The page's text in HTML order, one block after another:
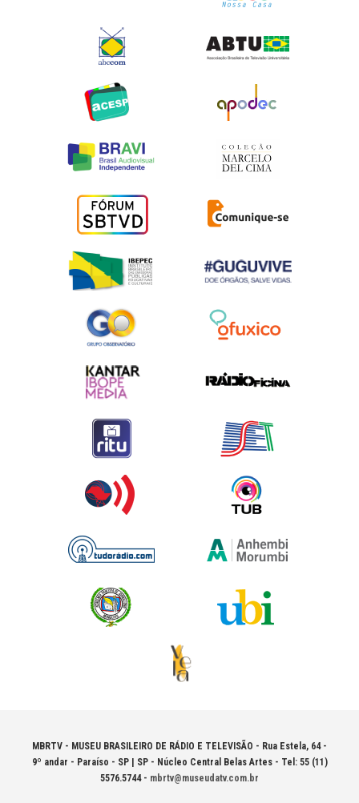
MBRTV - MUSEU BRASILEIRO DE RÁDIO E TELEVISÃO - Rua Estela, 64 -
9º andar - Paraíso - SP | SP - Núcleo Central Belas Artes - Tel: 55 (11)
5576.5744 - mbrtv@museudatv.com.br